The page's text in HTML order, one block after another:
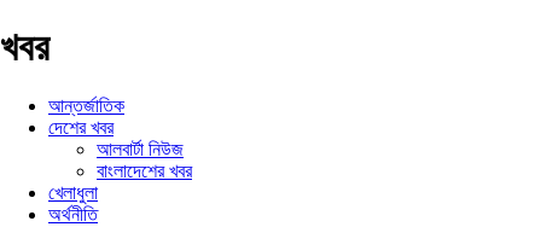
খবর
আন্তর্জাতিক
দেশের খবর
আলবার্টা নিউজ
বাংলাদেশের খবর
খেলাধুলা
অর্থনীতি